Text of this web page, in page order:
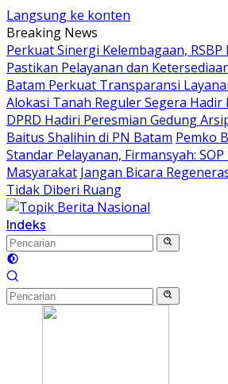
Langsung ke konten
Breaking News
Perkuat Sinergi Kelembagaan, RSBP
Pastikan Pelayanan dan
Batam Perkuat Transparansi
Alokasi Tanah Reguler Segera Hadir
DPRD Hadiri Peresmian Gedung
Baitus Shalihin di PN Batam Pemko
Standar Pelayanan, Firmansyah:
Masyarakat Jangan Bicara
Tidak Diberi Ruang
Indeks